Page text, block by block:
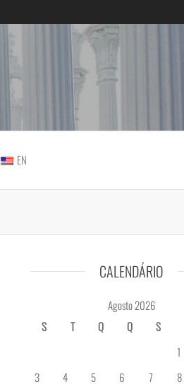
EN
CALENDÁRIO
Agosto 2026
S
T Q Q S
1
3
4 5 6 7 8